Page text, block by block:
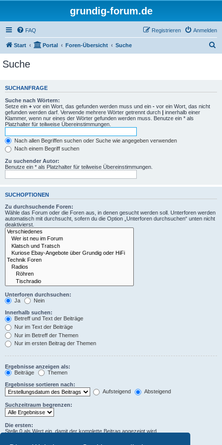
grundig-forum.de
FAQ Anmelden
Registrieren
Start Portal Foren-Übersicht Suche
e
Suche
SUCHANFRAGE
Suche nach Wörtern:
Setze ein + vor ein Wort, das gefunden werden muss und ein - vor ein Wort, das nicht
gefunden werden darf. Verwende mehrere Wörter getrennt durch | innerhalb einer
Klammer, wenn nur eines der Wörter gefunden werden muss. Benutze ein * als
Platzhalter für teilweise Übereinstimmungen.
Nach allen Begriffen suchen oder Suche wie angegeben verwenden
Nach einem Begriff suchen
Zu suchender Autor:
Benutze ein * als Platzhalter für teilweise Übereinstimmungen.
SUCHOPTIONEN
Zu durchsuchende Foren:
Wähle das Forum oder die Foren aus, in denen gesucht werden soll. Unterforen werden
automatisch mit durchsucht, sofern du die Option „Unterforen durchsuchen“ unten nicht
deaktivierst.
Unterforen durchsuchen:
Ja
Nein
Innerhalb suchen:
Betreff und Text der Beiträge
Nur im Text der Beiträge
Nur im Betreff der Themen
Nur im ersten Beitrag der Themen
Ergebnisse anzeigen als:
Beiträge
Themen
Ergebnisse sortieren nach:
Aufsteigend
Absteigend
Suchzeitraum begrenzen:
Die ersten:
Stelle 0 als Wert ein, damit der komplette Beitrag angezeigt wird.